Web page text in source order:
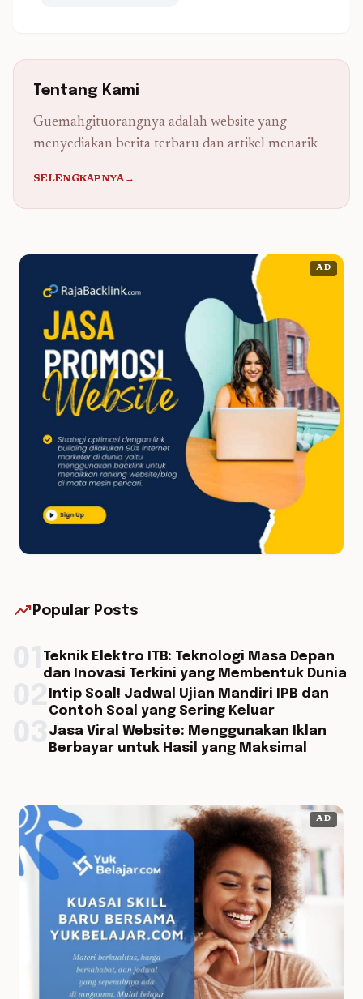
Tentang Kami
Guemahgituorangnya adalah website yang
menyediakan berita terbaru dan artikel menarik
SELENGKAPNYA→
AD
trending_up Popular Posts
Teknik Elektro ITB: Teknologi Masa Depan
dan Inovasi Terkini yang Membentuk Dunia
Intip Soal! Jadwal Ujian Mandiri IPB dan
Contoh Soal yang Sering Keluar
Jasa Viral Website: Menggunakan Iklan
Berbayar untuk Hasil yang Maksimal
AD